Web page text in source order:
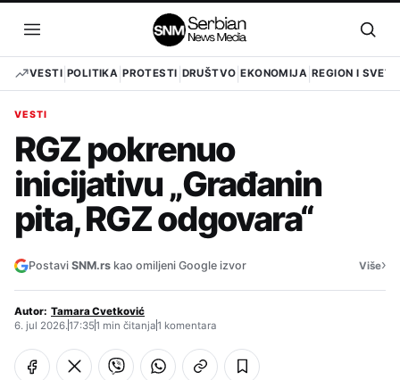
sadržaj
Otvori
meni
VESTI POLITIKA PROTESTI DRUŠTVO EKONOMIJA REGION I SVET
VESTI
RGZ pokrenuo
inicijativu „Građanin
pita, RGZ odgovara“
Postavi SNM.rs kao omiljeni Google izvor Više›
Autor: Tamara Cvetković
6. jul 2026.17:351 min čitanja1 komentara